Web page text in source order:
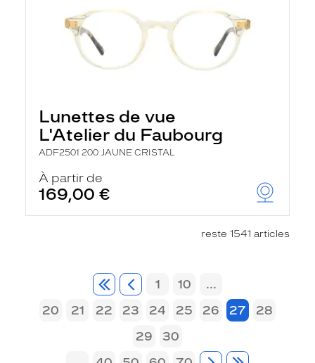
Lunettes de vue
L'Atelier du Faubourg
ADF2501 200 JAUNE CRISTAL
À partir de
169,00 €
reste 1541 articles
1 10
...
20
21 22 23 24 25 26 27
28
29
30